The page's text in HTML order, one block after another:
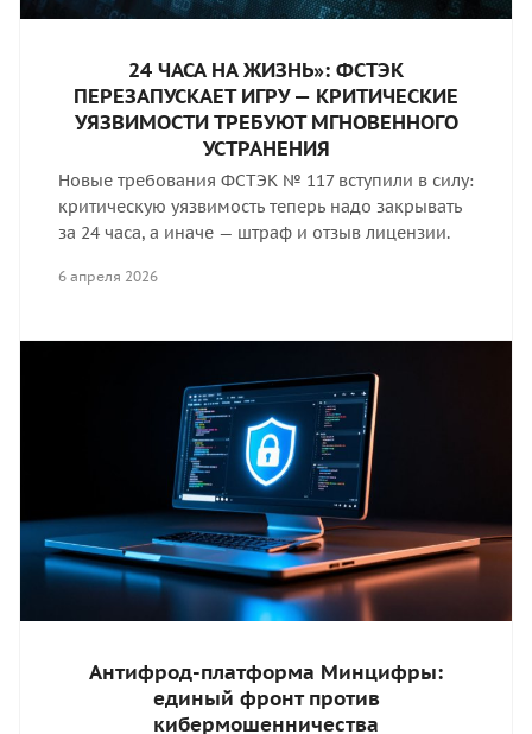
24 ЧАСА НА ЖИЗНЬ»: ФСТЭК
ПЕРЕЗАПУСКАЕТ ИГРУ — КРИТИЧЕСКИЕ
УЯЗВИМОСТИ ТРЕБУЮТ МГНОВЕННОГО
УСТРАНЕНИЯ
Новые требования ФСТЭК № 117 вступили в силу:
критическую уязвимость теперь надо закрывать
за 24 часа, а иначе — штраф и отзыв лицензии.
6 апреля 2026
Антифрод-платформа Минцифры:
единый фронт против
кибермошенничества